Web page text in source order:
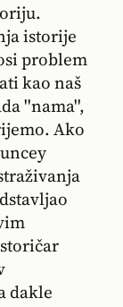
istorije
problem
kao naš
''nama'',
Ako
dakle